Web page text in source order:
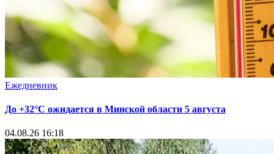
Ежедневник
До +32°С ожидается в Минской области 5 августа
04.08.26 16:18